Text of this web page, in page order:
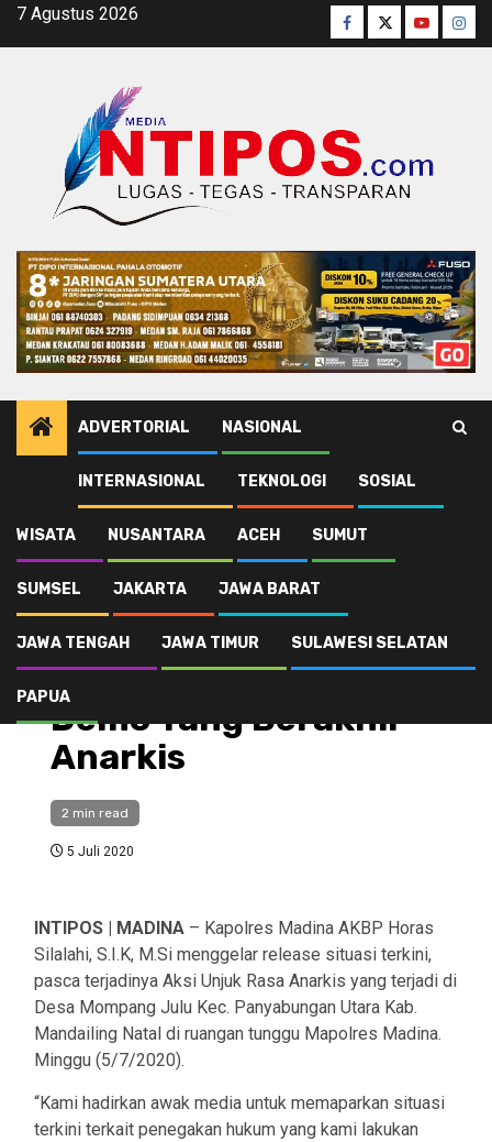
Skip7 Agustus 2026 Facebook
TwitterYoutube
ADVERTORIAL NASIONAL
INTERNASIONAL TEKNOLOGI SOSIAL
WISATA NUSANTARA ACEH SUMUT
SUMSEL JAKARTA JAWA BARAT
JAWA TENGAH JAWA TIMUR SULAWESI SELATAN
PAPUA
Hukum & Kriminal
Polres Madina Amankan 17 Pelaku Demo Yang Berakhir Anarkis
Hukum & Kriminal
Polres Madina
Amankan 17 Pelaku
Demo Yang Berakhir
Anarkis
2 min read
5 Juli 2020
INTIPOS | MADINA – Kapolres Madina AKBP Horas
Silalahi, S.I.K, M.Si menggelar release situasi terkini,
pasca terjadinya Aksi Unjuk Rasa Anarkis yang terjadi di
Desa Mompang Julu Kec. Panyabungan Utara Kab.
Mandailing Natal di ruangan tunggu Mapolres Madina.
Minggu (5/7/2020).
“Kami hadirkan awak media untuk memaparkan situasi
terkini terkait penegakan hukum yang kami lakukan